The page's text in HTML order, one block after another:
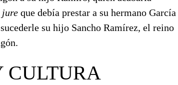
jureque debía prestar a su hermano García
su hijo Sancho Ramírez, el reino
CULTURA